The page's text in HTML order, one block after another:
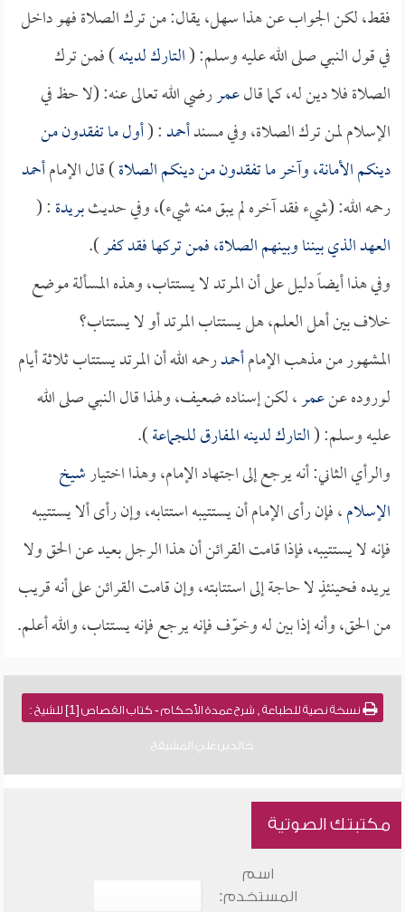
فقط، لكن الجواب عن هذا سهل، يقال: من ترك الصلاة فهو داخل
في قول النبي صلى الله عليه وسلم: (التارك لدينه) فمن ترك
الصلاة فلا دين له، كما قالعمررضي الله تعالى عنه: (لا حظ في
الإسلام لمن ترك الصلاة، وفي مسندأحمد: (أول ما تفقدون من
دينكم الأمانة، وآخر ما تفقدون من دينكم الصلاة) قال الإمامأحمد
رحمه الله: (شيء فقد آخره لم يبق منه شيء)، وفي حديثبريدة: (
العهد الذي بيننا وبينهم الصلاة، فمن تركها فقد كفر).
وفي هذا أيضاً دليل على أن المرتد لا يستتاب، وهذه المسألة موضع
خلاف بين أهل العلم، هل يستتاب المرتد أو لا يستتاب؟
المشهور من مذهب الإمامأحمدرحمه الله أن المرتد يستتاب ثلاثة أيام
لوروده عنعمر، لكن إسناده ضعيف، ولهذا قال النبي صلى الله
عليه وسلم: (التارك لدينه المفارق للجماعة).
والرأي الثاني: أنه يرجع إلى اجتهاد الإمام، وهذا اختيارشيخ
الإسلام، فإن رأى الإمام أن يستتيبه استتابه، وإن رأى ألا يستتيبه
فإنه لا يستتيبه، فإذا قامت القرائن أن هذا الرجل بعيد عن الحق ولا
يريده فحينئذٍ لا حاجة إلى استتابته، وإن قامت القرائن على أنه قريب
من الحق، وأنه إذا بين له وخوّف فإنه يرجع فإنه يستتاب، والله أعلم.
نسخة نصية للطباعة , شرح عمدة الأحكام - كتاب القصاص [1] للشيخ :
خالد بن علي المشيقح
مكتبتك الصوتية
اسم
المستخدم: